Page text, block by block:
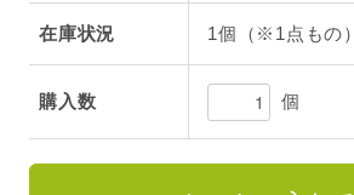
在庫状況 1個（※1点もの）
購入数 個